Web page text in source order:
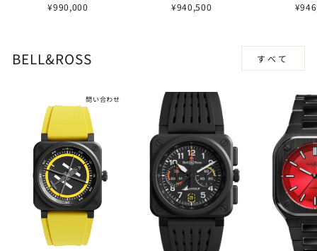
¥990,000 ¥940,500
BELL&ROSS すべて
問い合わせ